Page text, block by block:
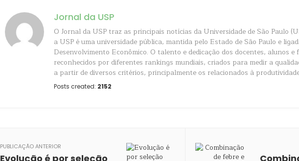
Jornal da USP
O Jornal da USP traz as principais notícias da Universidade de São Paulo
a USP é uma universidade pública, mantida pelo Estado de São Paulo e
Desenvolvimento Econômico. O talento e dedicação dos docentes, alunos
reconhecidos por diferentes rankings mundiais, criados para medir a
a partir de diversos critérios, principalmente os relacionados à
Posts created: 2152
PUBLICAÇÃO ANTERIOR
Evolução é por seleção